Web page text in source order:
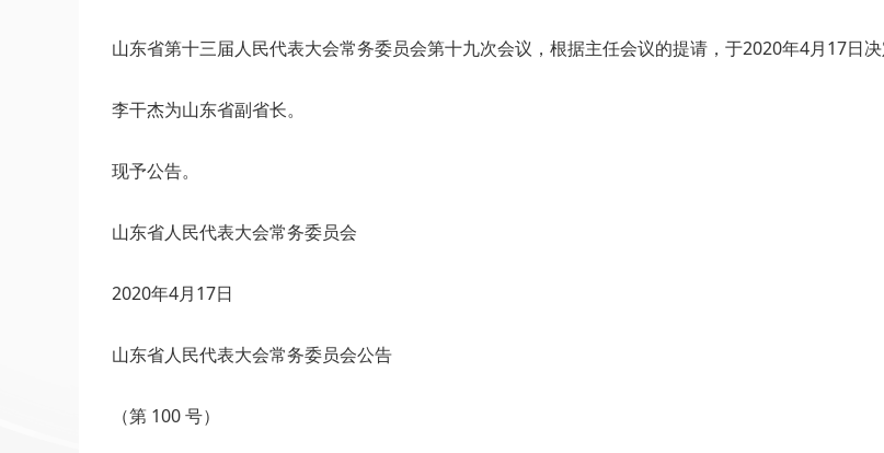
山东省第十三届人民代表大会常务委员会第十九次会议，根据主任会议的提请，于2020年4月17日决
李干杰为山东省副省长。
现予公告。
山东省人民代表大会常务委员会
2020年4月17日
山东省人民代表大会常务委员会公告
（第 100 号）